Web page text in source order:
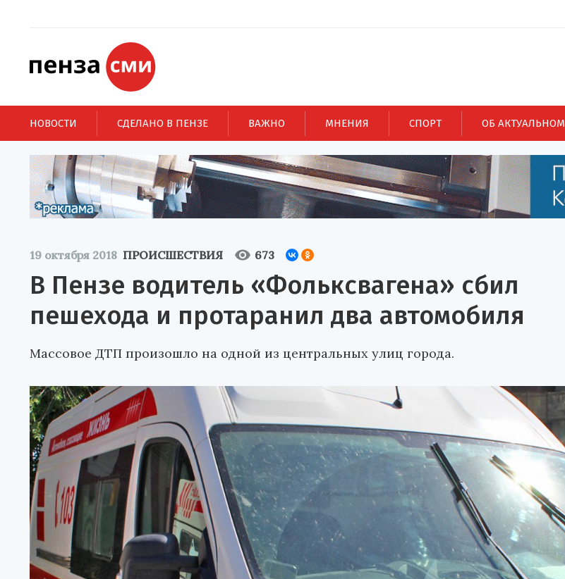
НОВОСТИ СДЕЛАНО В ПЕНЗЕ ВАЖНО МНЕНИЯ СПОРТ ОБ АКТУАЛЬНОМ
19 октября 2018 ПРОИСШЕСТВИЯ 673
В Пензе водитель «Фольксвагена» сбил
пешехода и протаранил два автомобиля
Массовое ДТП произошло на одной из центральных улиц города.